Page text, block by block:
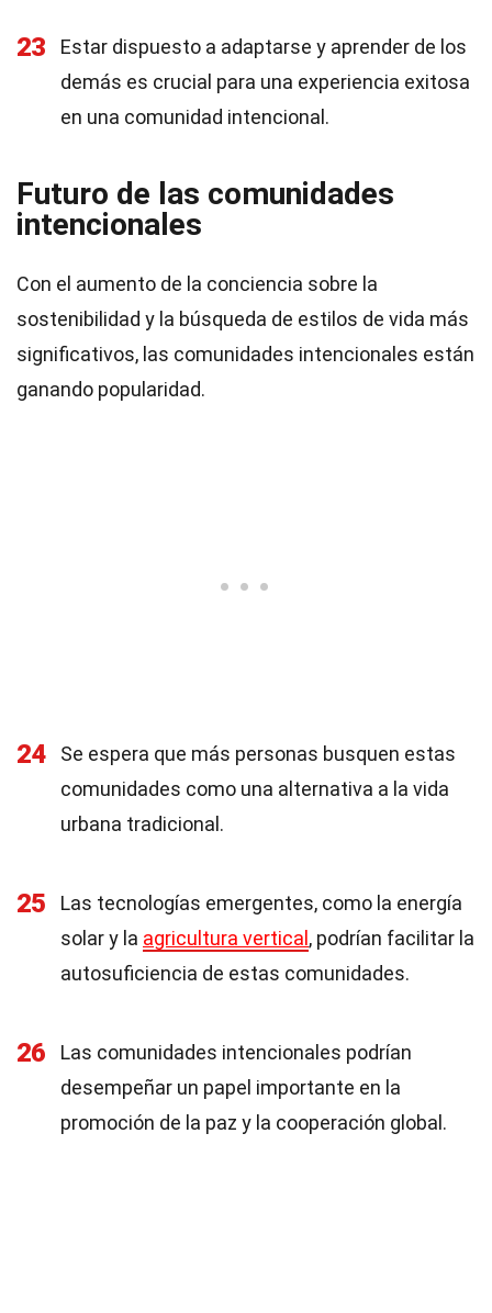
23
Estar dispuesto a adaptarse y aprender de los
demás es crucial para una experiencia exitosa
en una comunidad intencional.
Futuro de las comunidades
intencionales
Con el aumento de la conciencia sobre la
sostenibilidad y la búsqueda de estilos de vida más
significativos, las comunidades intencionales están
ganando popularidad.
24
Se espera que más personas busquen estas
comunidades como una alternativa a la vida
urbana tradicional.
25
Las tecnologías emergentes, como la energía
solar y la agricultura vertical , podrían facilitar la
autosuficiencia de estas comunidades.
26
Las comunidades intencionales podrían
desempeñar un papel importante en la
promoción de la paz y la cooperación global.